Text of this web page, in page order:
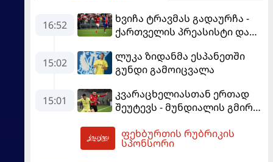
16:52
ხვიჩა ტრავმას გადაურჩა -
ქართველის პრეასისტი და
იუნაიტედთან"
15:02
ლუკა ზიდანმა ესპანეთში
გუნდი გამოიცვალა
15:01
კვარაცხელიასთან ერთად
შეუტევს - მუნდიალის გმირი
გახდება
ფეხბურთის რუბრიკის
სპონსორი